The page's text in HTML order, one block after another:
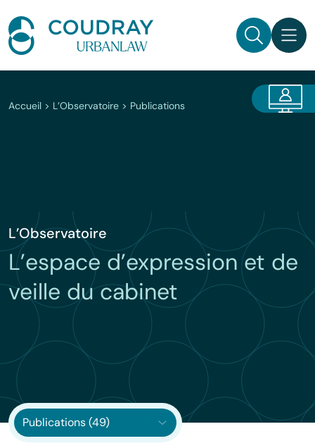
au
contenu
Rechercher
Accueil > L’Observatoire > Publications
L’Observatoire
L’espace d’expression et de
veille du cabinet